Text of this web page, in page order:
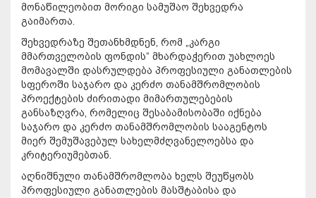
მონაწილეობით მორიგი სამუშაო შეხვედრა
გაიმართა.
შეხვედრაზე შეთანხმდნენ, რომ „კარგი
მმართველობის ფონდის“ მხარდაჭერით უახლოეს
მომავალში დასრულდება პროფესიული განათლების
სფეროში საჯარო და კერძო თანამშრომლობის
პროექტების ძირითადი მიმართულებების
განსაზღვრა, რომელიც შესაბამისობაში იქნება
საჯარო და კერძო თანამშრომლობის სააგენტოს
მიერ შემუშავებულ სახელმძღვანელოებსა და
კრიტერიუმებთან.
აღნიშნული თანამშრომლობა ხელს შეუწყობს
პროფესიული განათლების მასშტაბისა და